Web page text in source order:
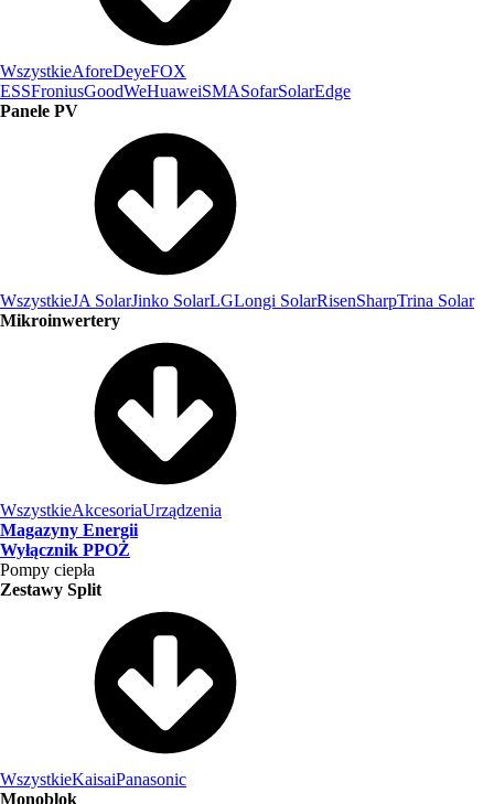
WszystkieAforeDeyeFOX
ESSFroniusGoodWeHuaweiSMASofarSolarEdge
Panele PV
WszystkieJA SolarJinko SolarLGLongi SolarRisenSharpTrina Solar
Mikroinwertery
WszystkieAkcesoriaUrządzenia
Magazyny Energii
Wyłącznik PPOŻ
Pompy ciepła
Zestawy Split
WszystkieKaisaiPanasonic
Monoblok